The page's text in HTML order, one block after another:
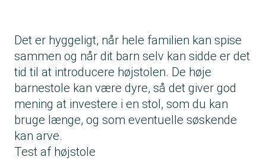
Det er hyggeligt, når hele familien kan spise
sammen og når dit barn selv kan sidde er det
tid til at introducere højstolen. De høje
barnestole kan være dyre, så det giver god
mening at investere i en stol, som du kan
bruge længe, og som eventuelle søskende
kan arve.
Test af højstole